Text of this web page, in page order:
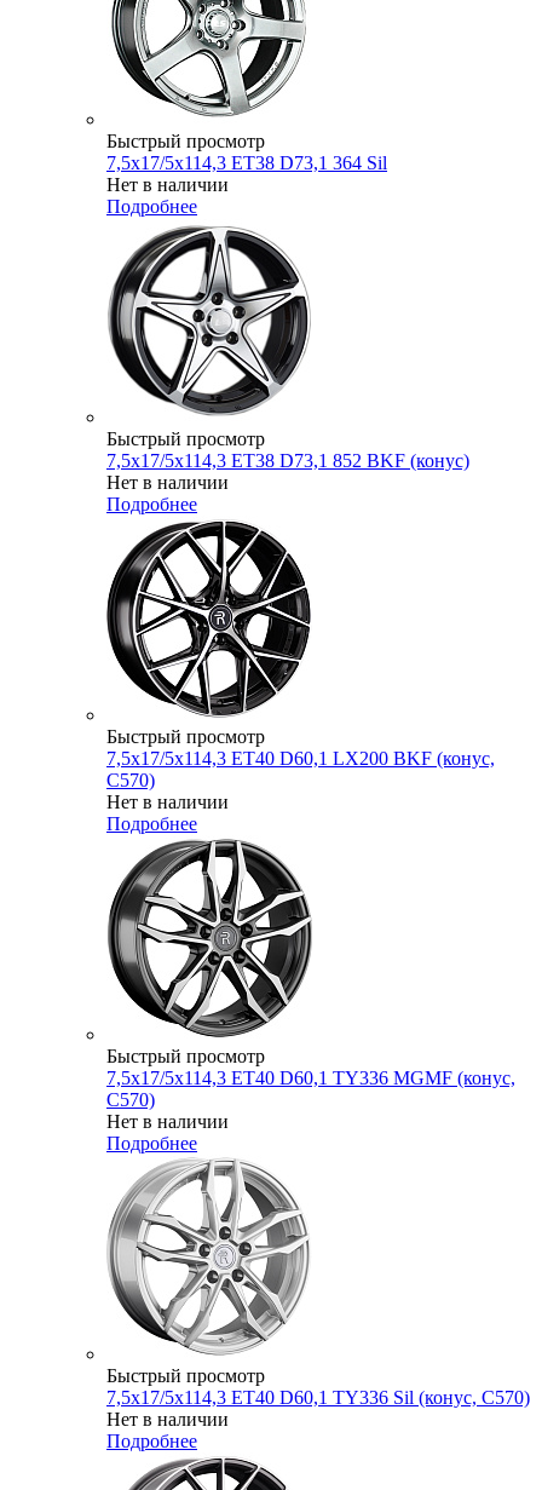
Быстрый просмотр
7,5x17/5x114,3 ET38 D73,1 364 Sil
Нет в наличии
Подробнее
Быстрый просмотр
7,5x17/5x114,3 ET38 D73,1 852 BKF (конус)
Нет в наличии
Подробнее
Быстрый просмотр
7,5x17/5x114,3 ET40 D60,1 LX200 BKF (конус,
C570)
Нет в наличии
Подробнее
Быстрый просмотр
7,5x17/5x114,3 ET40 D60,1 TY336 MGMF (конус,
C570)
Нет в наличии
Подробнее
Быстрый просмотр
7,5x17/5x114,3 ET40 D60,1 TY336 Sil (конус, C570)
Нет в наличии
Подробнее